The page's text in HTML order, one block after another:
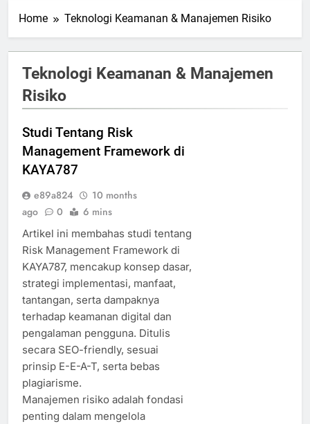
Home Teknologi Keamanan & Manajemen Risiko
Teknologi Keamanan & Manajemen
Risiko
Studi Tentang Risk
Management Framework di
KAYA787
e89a824
10 months
ago
0 6 mins
Artikel ini membahas studi tentang
Risk Management Framework di
KAYA787, mencakup konsep dasar,
strategi implementasi, manfaat,
tantangan, serta dampaknya
terhadap keamanan digital dan
pengalaman pengguna. Ditulis
secara SEO-friendly, sesuai
prinsip E-E-A-T, serta bebas
plagiarisme.
Manajemen risiko adalah fondasi
penting dalam mengelola